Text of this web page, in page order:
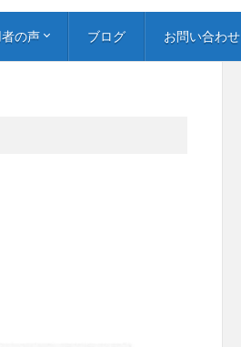
の声 ブログ お問い合わせ